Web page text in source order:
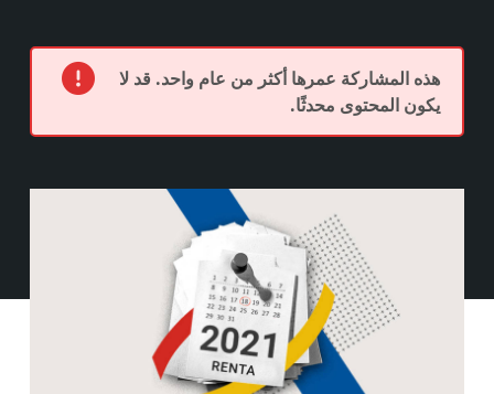
هذه المشاركة عمرها أكثر من عام واحد. قد لا
يكون المحتوى محدثًا.